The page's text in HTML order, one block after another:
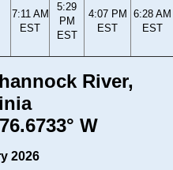
7:11 AM
EST
5:29
PM
EST
4:07 PM
EST
6:28 AM
EST
River,
W
2026